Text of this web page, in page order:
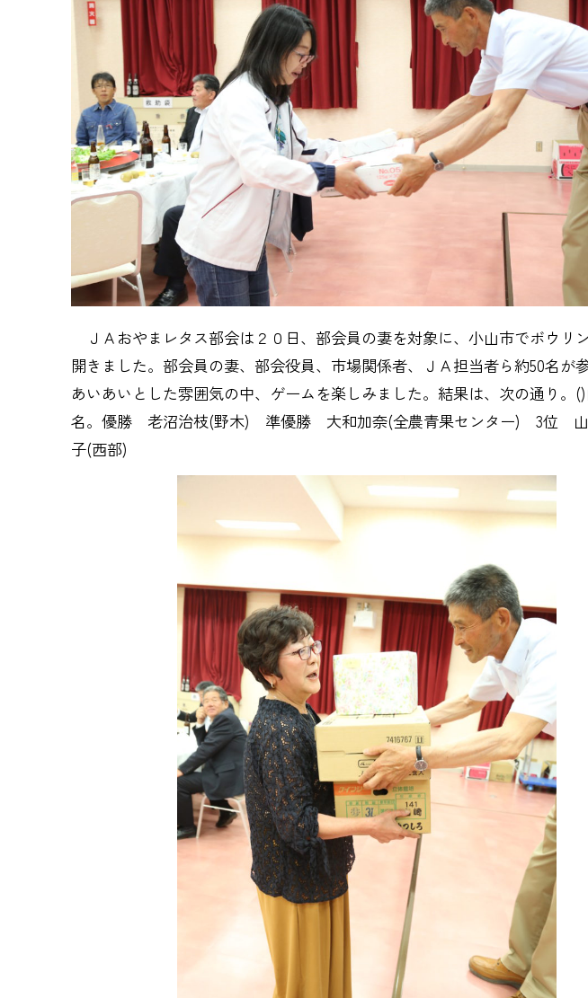
ＪＡおやまレタス部会は２０日、部会員の妻を対象に、小山市でボウリ
開きました。部会員の妻、部会役員、市場関係者、ＪＡ担当者ら約50名が
あいあいとした雰囲気の中、ゲームを楽しみました。結果は、次の通り。
名。優勝 老沼治枝(野木) 準優勝 大和加奈(全農青果センター) 3位
子(西部)